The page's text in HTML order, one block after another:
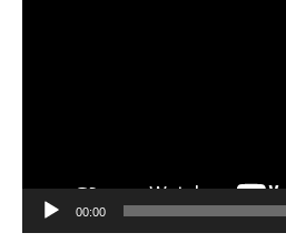
00:00